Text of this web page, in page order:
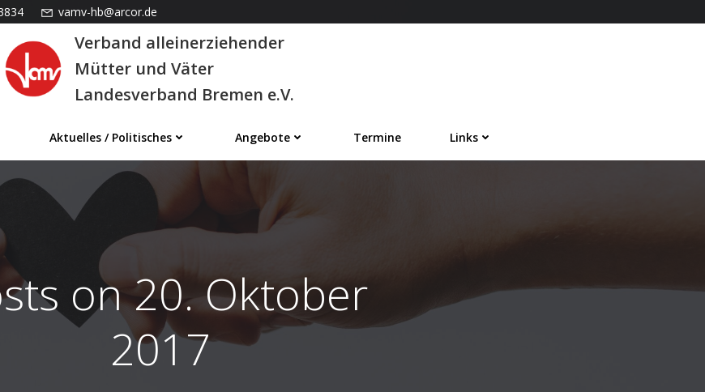
vamv-hb@arcor.de
Verband alleinerziehender
Mütter und Väter
Landesverband Bremen e.V.
Aktuelles / Politisches Angebote Termine Links
on 20. Oktober
2017